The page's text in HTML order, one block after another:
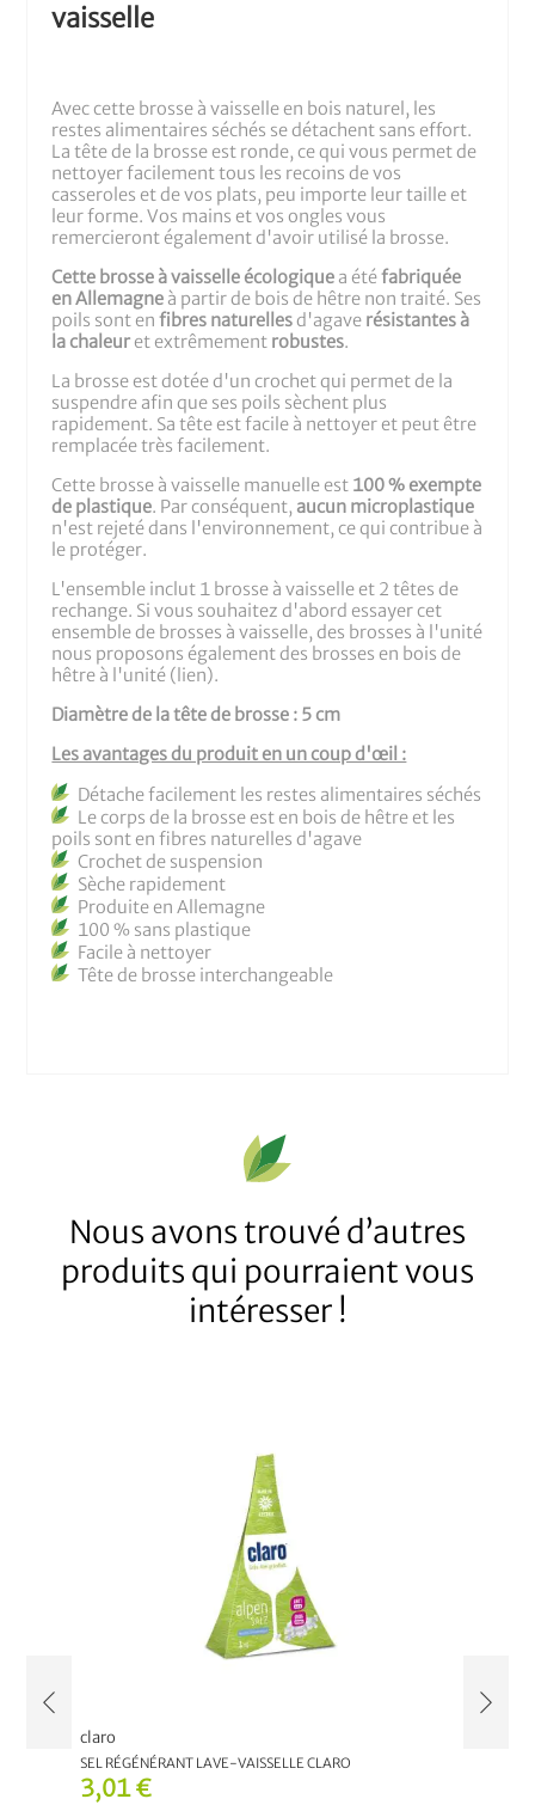
vaisselle
Avec cette brosse à vaisselle en bois naturel, les
restes alimentaires séchés se détachent sans effort.
La tête de la brosse est ronde, ce qui vous permet de
nettoyer facilement tous les recoins de vos
casseroles et de vos plats, peu importe leur taille et
leur forme. Vos mains et vos ongles vous
remercieront également d'avoir utilisé la brosse.
Cette brosse à vaisselle écologique a étéfabriquée
en Allemagne à partir de bois de hêtre non traité. Ses
poils sont enfibres naturellesd'agave résistantes à
la chaleur et extrêmement robustes.
La brosse est dotée d'un crochet qui permet de la
suspendre afin que ses poils sèchent plus
rapidement. Sa tête est facile à nettoyer et peut être
remplacée très facilement.
Cette brosse à vaisselle manuelle est 100 % exempte
de plastique. Par conséquent, aucun microplastique
n'est rejeté dans l'environnement, ce qui contribue à
le protéger.
L'ensemble inclut 1 brosse à vaisselle et 2 têtes de
rechange. Si vous souhaitez d'abord essayer cet
ensemble de brosses à vaisselle, des brosses à l'unité
nous proposons également des brosses en bois de
hêtre à l'unité (lien).
Diamètre de la tête de brosse : 5 cm
Les avantages du produit en un coup d'œil :
Détache facilement les restes alimentaires séchés
Le corps de la brosse est en bois de hêtre et les
poils sont en fibres naturelles d'agave
Crochet de suspension
Sèche rapidement
Produite en Allemagne
100 % sans plastique
Facile à nettoyer
Tête de brosse interchangeable
Nous avons trouvé d’autres
produits qui pourraient vous
intéresser !
3,01 €
claro
SEL RÉGÉNÉRANT LAVE-VAISSELLE CLARO